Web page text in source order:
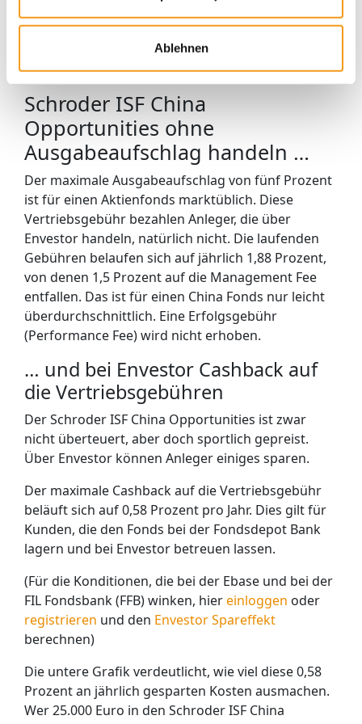
Ablehnen
gegenüber vergleichbaren China Fonds
überdurchschnittlich aus – dank der langjährigen
Outperformance.
Schroder ISF China
Opportunities ohne
Ausgabeaufschlag handeln …
Der maximale Ausgabeaufschlag von fünf Prozent
ist für einen Aktienfonds marktüblich. Diese
Vertriebsgebühr bezahlen Anleger, die über
Envestor handeln, natürlich nicht. Die laufenden
Gebühren belaufen sich auf jährlich 1,88 Prozent,
von denen 1,5 Prozent auf die Management Fee
entfallen. Das ist für einen China Fonds nur leicht
überdurchschnittlich. Eine Erfolgsgebühr
(Performance Fee) wird nicht erhoben.
… und bei Envestor Cashback auf
die Vertriebsgebühren
Der Schroder ISF China Opportunities ist zwar
nicht überteuert, aber doch sportlich gepreist.
Über Envestor können Anleger einiges sparen.
Der maximale Cashback auf die Vertriebsgebühr
beläuft sich auf 0,58 Prozent pro Jahr. Dies gilt für
Kunden, die den Fonds bei der Fondsdepot Bank
lagern und bei Envestor betreuen lassen.
(Für die Konditionen, die bei der Ebase und bei der
FIL Fondsbank (FFB) winken, hiereinloggen oder
registrieren und den Envestor Spareffekt
berechnen)
Die untere Grafik verdeutlicht, wie viel diese 0,58
Prozent an jährlich gesparten Kosten ausmachen.
Wer 25.000 Euro in den Schroder ISF China